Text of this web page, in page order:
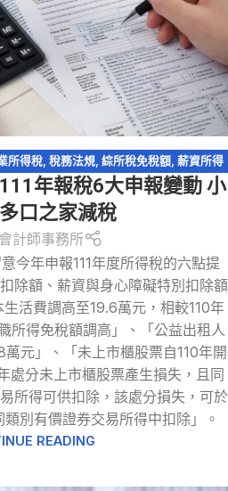
所得稅, 稅務法規, 綜所稅免稅額, 薪資所得
特別扣除額年報稅6大申報變動 小
口之家減稅
計師事務所
今年申報111年度所得稅的六點提
除額、薪資與身心障礙特別扣除額
活費調高至19.6萬元，相較110年
所得免稅額調高」、「公益出租人
萬元」、「未上市櫃股票自110年開
處分未上市櫃股票產生損失，且同
所得可供扣除，該處分損失，可於
類別有價證券交易所得中扣除」。
READING